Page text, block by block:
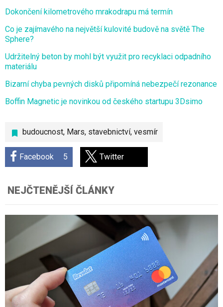
budoucnost, Mars, stavebnictví, vesmír
Facebook 5 Twitter
Dokončení kilometrového mrakodrapu má termín
Co je zajímavého na největší kulovité budově na světě The
Sphere?
Udržitelný beton by mohl být využit pro recyklaci odpadního
materiálu
Bizarní chyba pevných disků připomíná nebezpečí rezonance
Boffin Magnetic je novinkou od českého startupu 3Dsimo
NEJČTENĚJŠÍ ČLÁNKY